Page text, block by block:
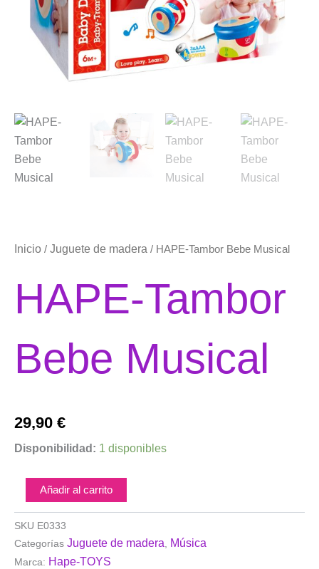
Inicio / Juguete de madera / HAPE-Tambor Bebe Musical
HAPE-Tambor
Bebe Musical
29,90 €
Disponibilidad: 1 disponibles
HAPE-
Musical
cantidad
Añadir al carrito
SKU E0333
Categorías Juguete de madera, Música
Marca: Hape-TOYS